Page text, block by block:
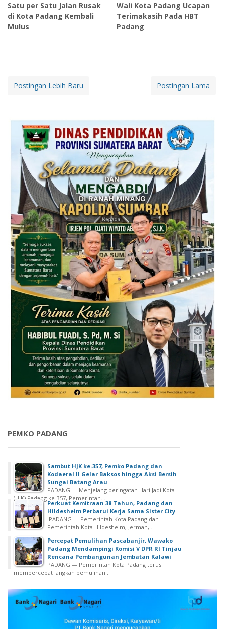
Satu per Satu Jalan Rusak
di Kota Padang Kembali
Mulus
Wali Kota Padang Ucapan
Terimakasih Pada HBT
Padang
Postingan Lebih Baru Postingan Lama
PEMKO PADANG
Sambut HJK ke-357, Pemko Padang dan
Kodaeral II Gelar Baksos hingga Aksi Bersih
Sungai Batang Arau
PADANG — Menjelang peringatan Hari Jadi Kota
(HJK) Padang ke-357, Pemerintah...
Perkuat Kemitraan 38 Tahun, Padang dan
Hildesheim Perbarui Kerja Sama Sister City
PADANG — Pemerintah Kota Padang dan
Pemerintah Kota Hildesheim, Jerman,...
Percepat Pemulihan Pascabanjir, Wawako
Padang Mendampingi Komisi V DPR RI Tinjau
Rencana Pembangunan Jembatan Kalawi
PADANG — Pemerintah Kota Padang terus
mempercepat langkah pemulihan...